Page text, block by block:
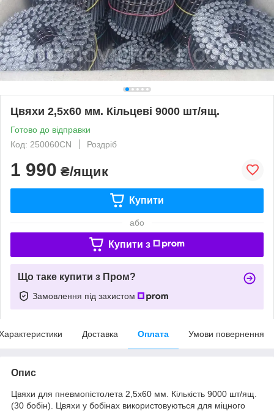
Цвяхи 2,5х60 мм. Кільцеві 9000 шт/ящ.
Готово до відправки
Код: 250060CN
Роздріб
1 990 ₴/ящик
Купити
або
Купити з
Що таке купити з Пром?
Замовлення під захистом
Доставка Оплата Умови повернення
Опис
Цвяхи для пневмопістолета 2,5х60 мм. Кількість 9000 шт/ящ.
(30 бобін). Цвяхи у бобінах використовуються для міцного